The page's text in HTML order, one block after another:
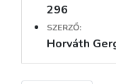
296
SZERZŐ:
Horváth